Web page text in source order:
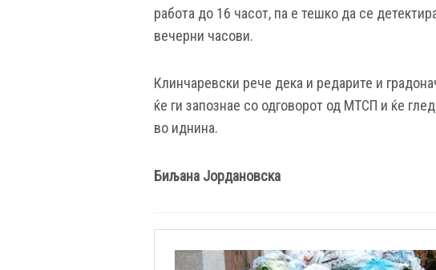
работа до 16 часот, па е тешко да се
вечерни часови.
Клинчаревски рече дека и редарите и
ќе ги запознае со одговорот од МТСП и ќе
во иднина.
Биљана Јордановска